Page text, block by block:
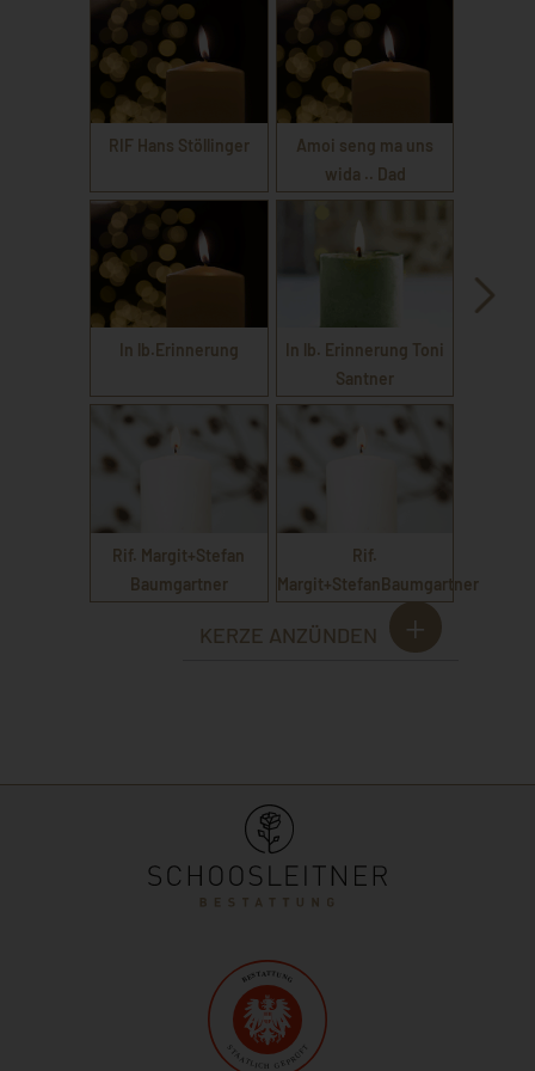
RIF Hans Stöllinger
Amoi seng ma uns
wida .. Dad
In lb.Erinnerung
In lb. Erinnerung Toni
Santner
Rif. Margit+Stefan
Baumgartner
Rif.
Margit+StefanBaumgartner
KERZE ANZÜNDEN